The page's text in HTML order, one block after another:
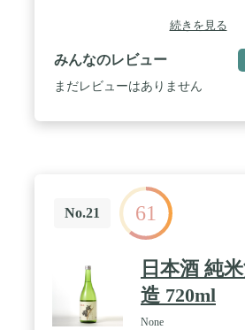
続きを見る
みんなのレビュー
まだレビューはありません
No.21 61
日本酒 純
造 720ml
None